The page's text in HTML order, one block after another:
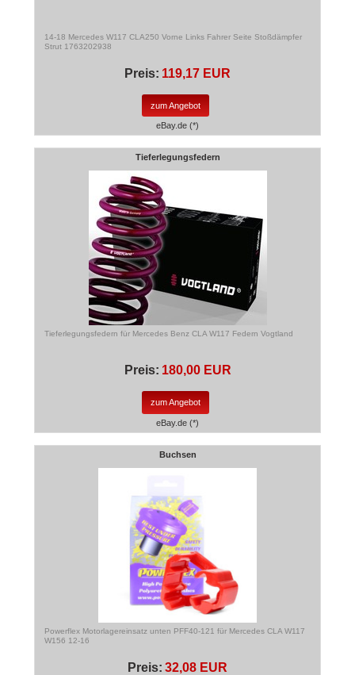
14-18 Mercedes W117 CLA250 Vorne Links Fahrer Seite Stoßdämpfer
Strut 1763202938
Preis: 119,17 EUR
zum Angebot
eBay.de (*)
Tieferlegungsfedern
Tieferlegungsfedern für Mercedes Benz CLA W117 Federn Vogtland
Preis: 180,00 EUR
zum Angebot
eBay.de (*)
Buchsen
Powerflex Motorlagereinsatz unten PFF40-121 für Mercedes CLA W117
W156 12-16
Preis: 32,08 EUR